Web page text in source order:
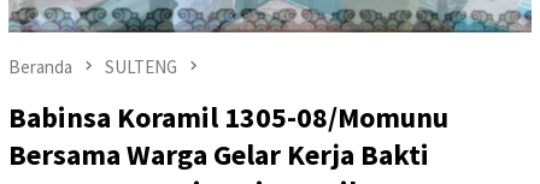
Beranda SULTENG
Babinsa Koramil 1305-08/Momunu
Bersama Warga Gelar Kerja Bakti